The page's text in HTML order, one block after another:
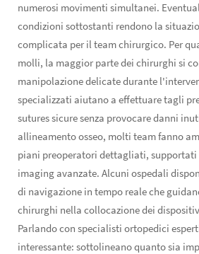
numerosi movimenti simultanei.
condizioni sottostanti rendono la
complicata per il team chirurgico. Per
molli, la maggior parte dei chirurghi si
manipolazione delicate durante
specializzati aiutano a effettuare tagli
sutures sicure senza provocare danni
allineamento osseo, molti team fanno
piani preoperatori dettagliati, supportati
imaging avanzate. Alcuni ospedali
di navigazione in tempo reale che
chirurghi nella collocazione dei
Parlando con specialisti ortopedici
interessante: sottolineano quanto sia